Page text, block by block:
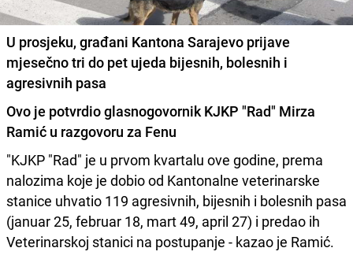
U prosjeku, građani Kantona Sarajevo prijave
mjesečno tri do pet ujeda bijesnih, bolesnih i
agresivnih pasa
Ovo je potvrdio glasnogovornik KJKP "Rad" Mirza
Ramić u razgovoru za Fenu
"KJKP "Rad" je u prvom kvartalu ove godine, prema
nalozima koje je dobio od Kantonalne veterinarske
stanice uhvatio 119 agresivnih, bijesnih i bolesnih pasa
(januar 25, februar 18, mart 49, april 27) i predao ih
Veterinarskoj stanici na postupanje - kazao je Ramić.